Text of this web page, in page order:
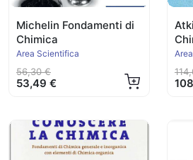
Michelin Fondamenti di
Chimica
Area Scientifica
56,30 €
53,49 €